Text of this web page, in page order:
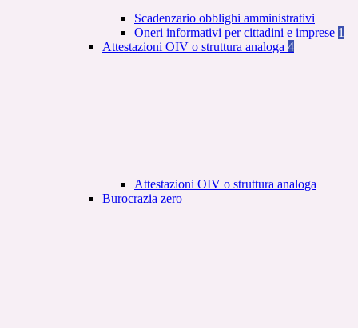
Scadenzario obblighi amministrativi
Oneri informativi per cittadini e imprese 1
Attestazioni OIV o struttura analoga 4
Attestazioni OIV o struttura analoga
Burocrazia zero